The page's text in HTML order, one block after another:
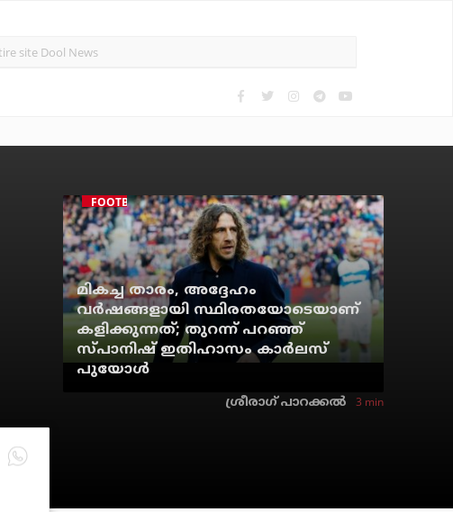
FOOTBALL
മികച്ച താരം, അദ്ദേഹം
വര്‍ഷങ്ങളായി സ്ഥിരതയോടെയാണ്
കളിക്കുന്നത്; തുറന്ന് പറഞ്ഞ്
സ്പാനിഷ് ഇതിഹാസം കാര്‍ലസ്
പുയോള്‍
ശ്രീരാഗ് പാറക്കല്‍ 3 min